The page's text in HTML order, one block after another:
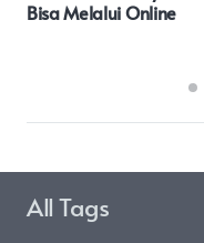
Makodim
All Tags